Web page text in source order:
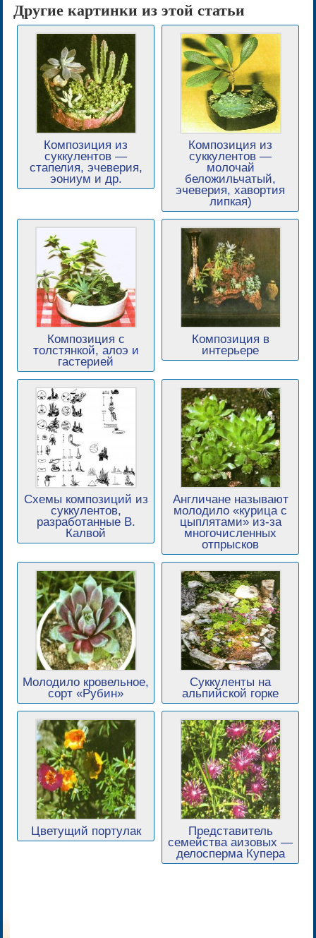
Другие картинки из этой статьи
Композиция из
суккулентов —
стапелия, эчеверия,
эониум и др.
Композиция из
суккулентов —
молочай
беложильчатый,
эчеверия, хавортия
липкая)
Композиция с
толстянкой, алоэ и
гастерией
Композиция в
интерьере
Схемы композиций из
суккулентов,
разработанные В.
Калвой
Англичане называют
молодило «курица с
цыплятами» из-за
многочисленных
отпрысков
Молодило кровельное,
сорт «Рубин»
Суккуленты на
альпийской горке
Цветущий портулак
Представитель
семейства аизовых —
делосперма Купера